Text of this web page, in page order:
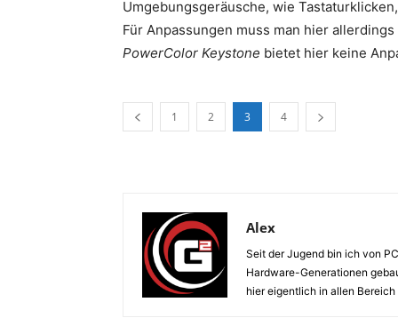
Umgebungsgeräusche, wie
Für Anpassungen muss man hier
PowerColor Keystone bietet hier keine
1 2 3 4
Alex
Seit der Jugend bin ich von
Hardware-Generationen
hier eigentlich in allen